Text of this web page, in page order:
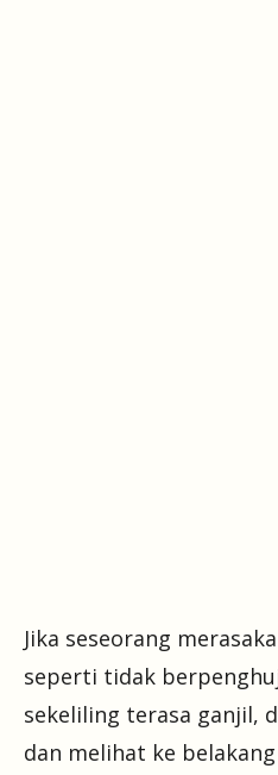
Jika seseorang
seperti tidak
sekeliling terasa ganjil,
dan melihat ke